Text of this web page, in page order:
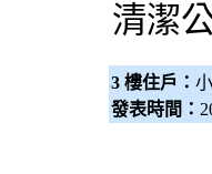
清潔
3 樓住戶：
發表時間：